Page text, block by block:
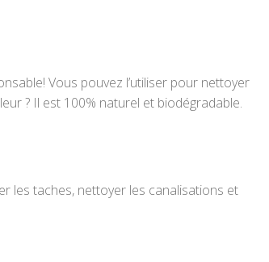
Vous pouvez l’utiliser pour nettoyer
? Il est 100% naturel et biodégradable.
les taches, nettoyer les canalisations et